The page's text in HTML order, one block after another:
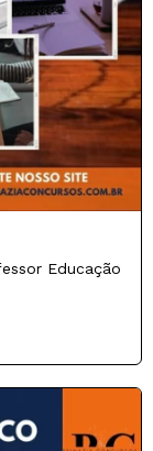
Educação